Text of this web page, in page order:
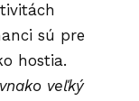
sú pre
hostia.
veľký